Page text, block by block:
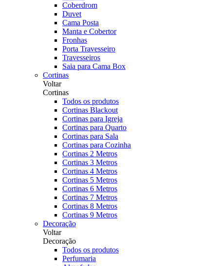
Coberdrom
Duvet
Cama Posta
Manta e Cobertor
Fronhas
Porta Travesseiro
Travesseiros
Saia para Cama Box
Cortinas
Voltar
Cortinas
Todos os produtos
Cortinas Blackout
Cortinas para Igreja
Cortinas para Quarto
Cortinas para Sala
Cortinas para Cozinha
Cortinas 2 Metros
Cortinas 3 Metros
Cortinas 4 Metros
Cortinas 5 Metros
Cortinas 6 Metros
Cortinas 7 Metros
Cortinas 8 Metros
Cortinas 9 Metros
Decoração
Voltar
Decoração
Todos os produtos
Perfumaria